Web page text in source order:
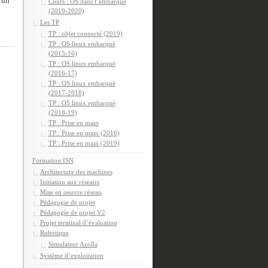
(2019-2020)
Les TP
TP : objet connecté (2019)
TP : OS linux embarqué
(2015-16)
TP : OS linux embarqué
(2016-17)
TP : OS linux embarqué
(2017-2018)
TP : OS linux embarqué
(2018-19)
TP : Prise en main
TP : Prise en main (2016)
TP : Prise en main (2019)
Formation ISN
Architecture des machines
Initiation aux réseaux
Mise en oeuvre réseau
Pédagogie de projet
Pédagogie de projet V2
Projet terminal d’évaluation
Robotique
Simulateur Azolla
Système d’exploitation